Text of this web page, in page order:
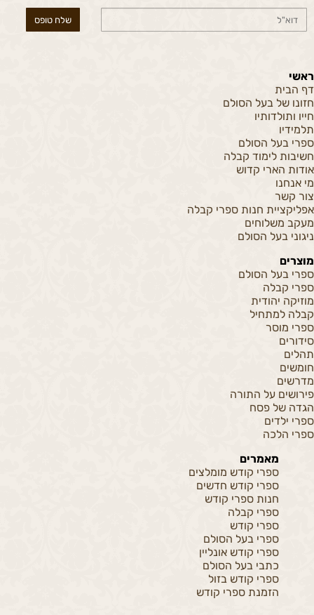
ראשי
דף הבית
חזונו של בעל הסולם
חייו ותולדותיו
תלמידיו
ספרי בעל הסולם
חשיבות לימוד קבלה
אודות הארי קדוש
מי אנחנו
צור קשר
אפליקציית חנות ספרי קבלה
מעקב משלוחים
ניגוני בעל הסולם
מוצרים
ספרי בעל הסולם
ספרי קבלה
מוזיקה יהודית
קבלה למתחיל
ספרי מוסר
סידורים
תהלים
חומשים
מדרשים
פירושים על התורה
הגדה של פסח
ספרי ילדים
ספרי הלכה
מאמרים
ספרי קודש מומלצים
ספרי קודש חדשים
חנות ספרי קודש
ספרי קבלה
ספרי קודש
ספרי בעל הסולם
ספרי קודש אונליין
כתבי בעל הסולם
ספרי קודש בזול
הזמנת ספרי קודש